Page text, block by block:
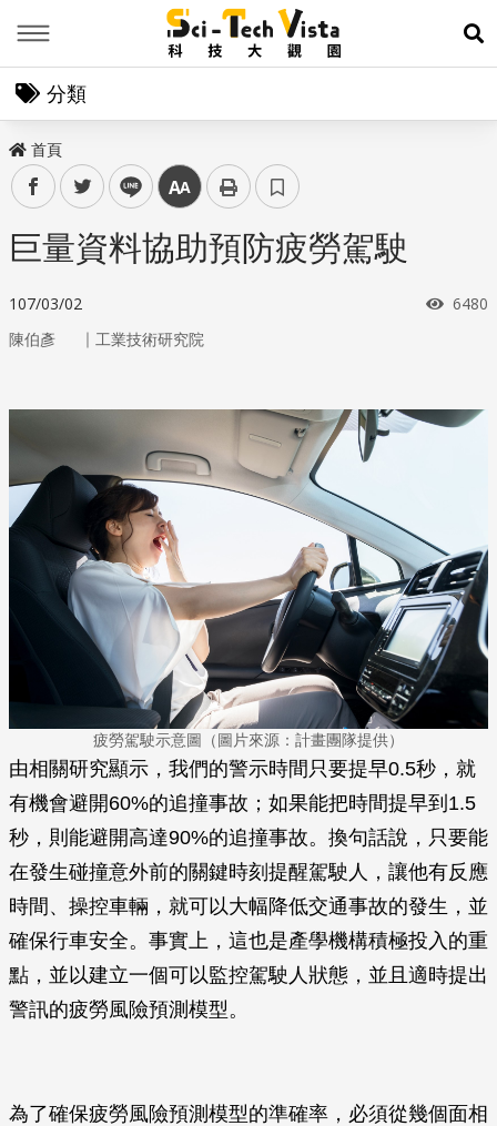
展
分類
首頁
facebooktwitter line 中
巨量資料協助預防疲勞駕駛
107/03/02 瀏覽
6480
陳伯彥 ｜ 工業技術研究院
疲勞駕駛示意圖（圖片來源：計畫團隊提供）
由相關研究顯示，我們的警示時間只要提早0.5秒，就
有機會避開60%的追撞事故；如果能把時間提早到1.5
秒，則能避開高達90%的追撞事故。換句話說，只要能
在發生碰撞意外前的關鍵時刻提醒駕駛人，讓他有反應
時間、操控車輛，就可以大幅降低交通事故的發生，並
確保行車安全。事實上，這也是產學機構積極投入的重
點，並以建立一個可以監控駕駛人狀態，並且適時提出
警訊的疲勞風險預測模型。
為了確保疲勞風險預測模型的準確率，必須從幾個面相